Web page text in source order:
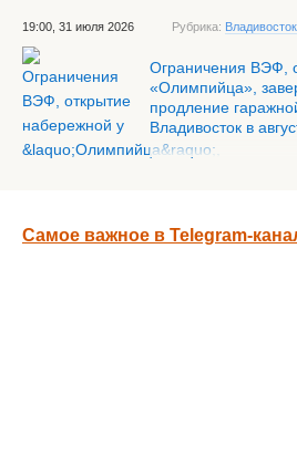
19:00, 31 июля 2026 Рубрика: Владивосток
Ограничения ВЭФ,
«Олимпийца»,
продление
Владивосток в
Самое важное в Telegram-